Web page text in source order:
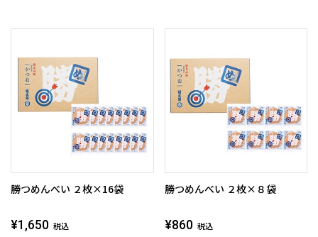
勝つめんべい ２枚×16袋
¥1,650 税込
勝つめんべい ２枚×８袋
¥860 税込